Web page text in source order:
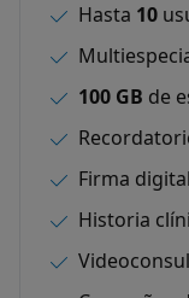
Hasta 10
100 GB de
Firma
Historia